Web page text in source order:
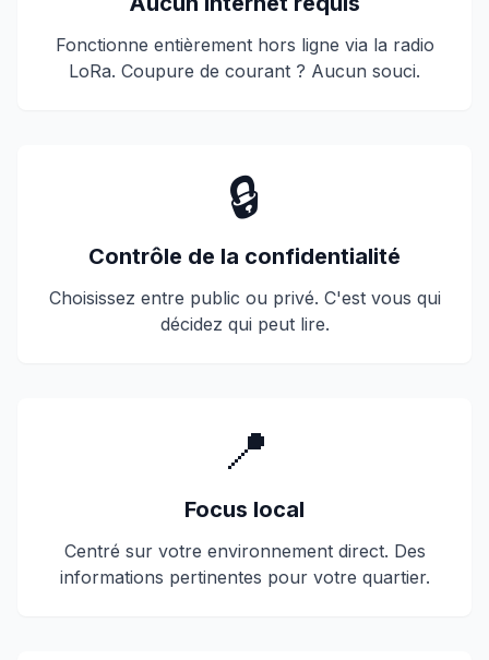
Fonctionne entièrement hors ligne via la radio
LoRa. Coupure de courant ? Aucun souci.
🔒
Contrôle de la confidentialité
Choisissez entre public ou privé. C'est vous qui
décidez qui peut lire.
📍
Focus local
Centré sur votre environnement direct. Des
informations pertinentes pour votre quartier.